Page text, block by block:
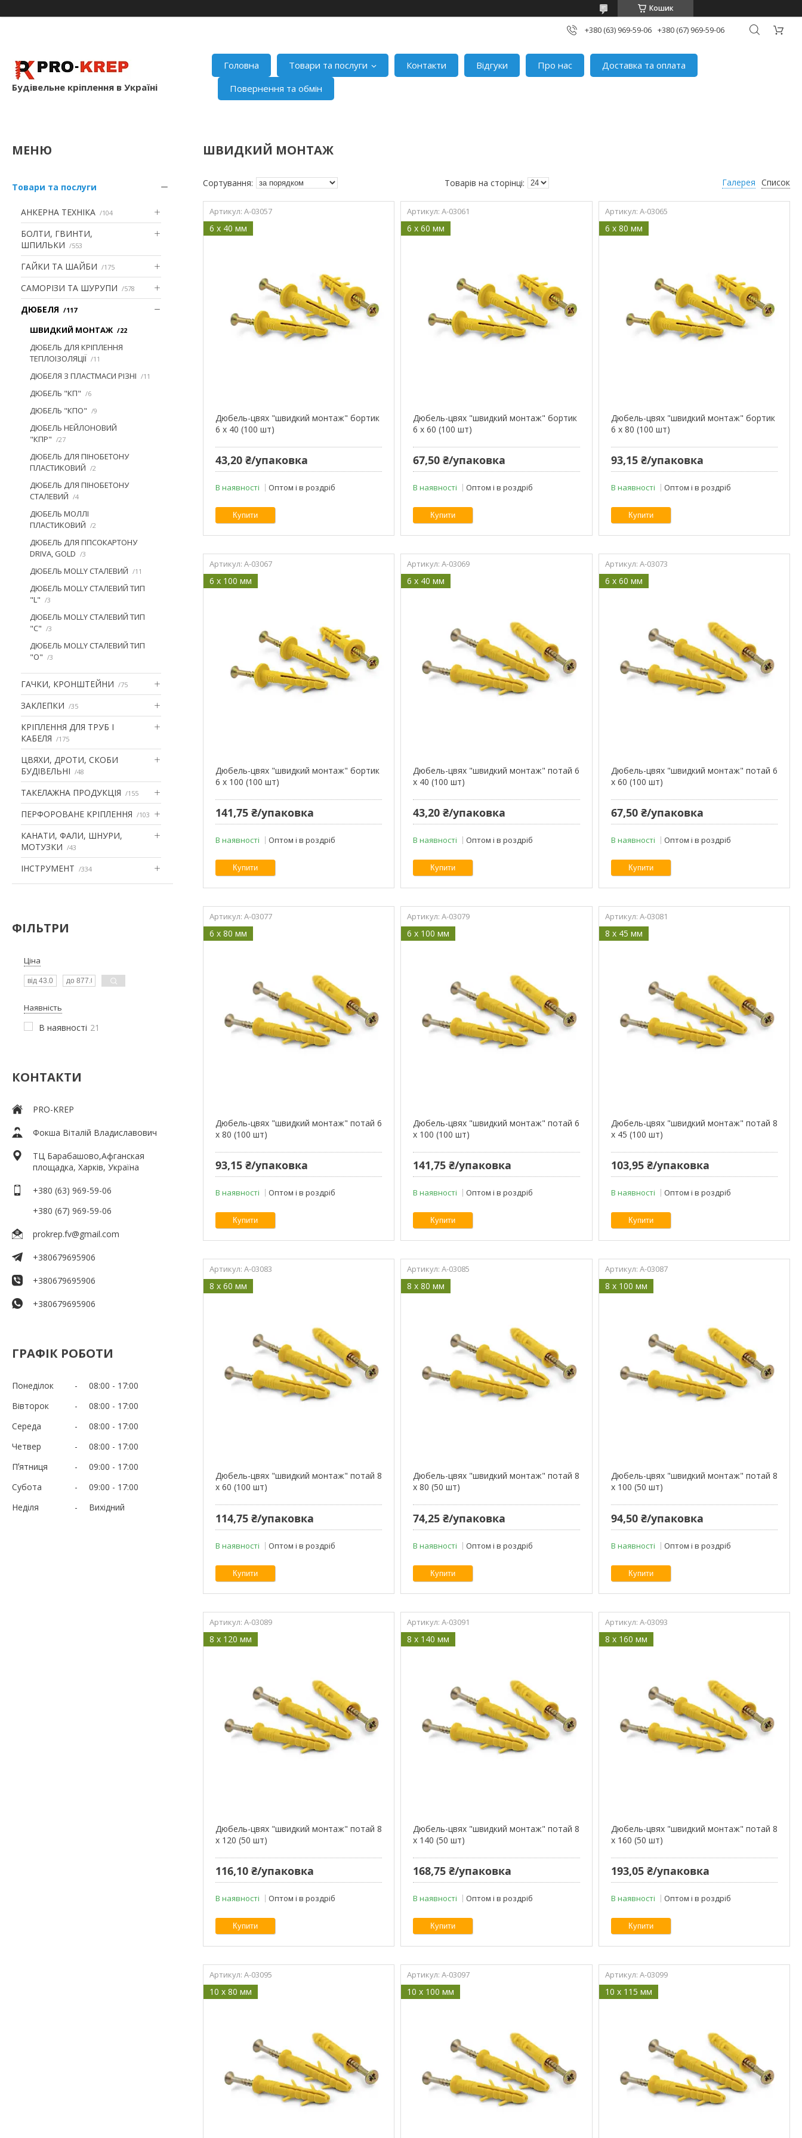
Кошик
+380 (63) 969-59-06 +380 (67) 969-59-06
Будівельне кріплення в Україні
Головна Товари та послуги Контакти Відгуки Про нас
Доставка та оплата
Повернення та обмін
Товари та послуги
АНКЕРНА ТЕХНІКА 104
БОЛТИ, ГВИНТИ,
ШПИЛЬКИ
553
ГАЙКИ ТА ШАЙБИ 175
САМОРІЗИ ТА ШУРУПИ 578
ДЮБЕЛЯ 117
ШВИДКИЙ МОНТАЖ 22
ДЮБЕЛЬ ДЛЯ КРІПЛЕННЯ
ТЕПЛОІЗОЛЯЦІЇ
11
ДЮБЕЛЯ З ПЛАСТМАСИ РІЗНІ 11
ДЮБЕЛЬ "КП" 6
ДЮБЕЛЬ "КПО" 9
ДЮБЕЛЬ НЕЙЛОНОВИЙ
"КПР"
27
ДЮБЕЛЬ ДЛЯ ПІНОБЕТОНУ
ПЛАСТИКОВИЙ
2
ДЮБЕЛЬ ДЛЯ ПІНОБЕТОНУ
СТАЛЕВИЙ
4
ДЮБЕЛЬ МОЛЛІ
ПЛАСТИКОВИЙ
2
ДЮБЕЛЬ ДЛЯ ГІПСОКАРТОНУ
DRIVA, GOLD
3
ДЮБЕЛЬ MOLLY СТАЛЕВИЙ 11
ДЮБЕЛЬ MOLLY СТАЛЕВИЙ ТИП
"L"
3
ДЮБЕЛЬ MOLLY СТАЛЕВИЙ ТИП
"С"
3
ДЮБЕЛЬ MOLLY СТАЛЕВИЙ ТИП
"О"
3
ГАЧКИ, КРОНШТЕЙНИ 75
ЗАКЛЕПКИ 35
КРІПЛЕННЯ ДЛЯ ТРУБ І
КАБЕЛЯ
175
ЦВЯХИ, ДРОТИ, СКОБИ
БУДІВЕЛЬНІ
48
ТАКЕЛАЖНА ПРОДУКЦІЯ 155
ПЕРФОРОВАНЕ КРІПЛЕННЯ 103
КАНАТИ, ФАЛИ, ШНУРИ,
МОТУЗКИ
43
ІНСТРУМЕНТ 334
ФІЛЬТРИ
Ціна
Наявність
В наявності 21
КОНТАКТИ
PRO-KREP
Фокша Віталій Владиславович
ТЦ Барабашово,Афганская
площадка, Харків, Україна
+380 (63) 969-59-06
+380 (67) 969-59-06
prokrep.fv@gmail.com
+380679695906
+380679695906
+380679695906
ГРАФІК РОБОТИ
Понеділок 08:00
17:00
Вівторок
08:00
17:00
Середа
08:00
17:00
Четвер
08:00
17:00
Пʼятниця
09:00
17:00
Субота
09:00
17:00
Неділя
Вихідний
ШВИДКИЙ МОНТАЖ
Галерея Список
A-03057
6 x 40 мм
Дюбель-цвях "швидкий монтаж" бортик
6 х 40 (100 шт)
43,20 ₴/упаковка
В наявності Оптом і в роздріб
Купити
A-03061
6 x 60 мм
Дюбель-цвях "швидкий монтаж" бортик
6 х 60 (100 шт)
67,50 ₴/упаковка
В наявності Оптом і в роздріб
Купити
A-03065
6 x 80 мм
Дюбель-цвях "швидкий монтаж" бортик
6 х 80 (100 шт)
93,15 ₴/упаковка
В наявності Оптом і в роздріб
Купити
A-03067
6 x 100 мм
Дюбель-цвях "швидкий монтаж" бортик
6 х 100 (100 шт)
141,75 ₴/упаковка
В наявності Оптом і в роздріб
Купити
A-03069
6 x 40 мм
Дюбель-цвях "швидкий монтаж" потай 6
х 40 (100 шт)
43,20 ₴/упаковка
В наявності Оптом і в роздріб
Купити
A-03073
6 x 60 мм
Дюбель-цвях "швидкий монтаж" потай 6
х 60 (100 шт)
67,50 ₴/упаковка
В наявності Оптом і в роздріб
Купити
A-03077
6 x 80 мм
Дюбель-цвях "швидкий монтаж" потай 6
х 80 (100 шт)
93,15 ₴/упаковка
В наявності Оптом і в роздріб
Купити
A-03079
6 x 100 мм
Дюбель-цвях "швидкий монтаж" потай 6
х 100 (100 шт)
141,75 ₴/упаковка
В наявності Оптом і в роздріб
Купити
A-03081
8 x 45 мм
Дюбель-цвях "швидкий монтаж" потай 8
х 45 (100 шт)
103,95 ₴/упаковка
В наявності Оптом і в роздріб
Купити
A-03083
8 x 60 мм
Дюбель-цвях "швидкий монтаж" потай 8
х 60 (100 шт)
114,75 ₴/упаковка
В наявності Оптом і в роздріб
Купити
A-03085
8 x 80 мм
Дюбель-цвях "швидкий монтаж" потай 8
х 80 (50 шт)
74,25 ₴/упаковка
В наявності Оптом і в роздріб
Купити
A-03087
8 x 100 мм
Дюбель-цвях "швидкий монтаж" потай 8
х 100 (50 шт)
94,50 ₴/упаковка
В наявності Оптом і в роздріб
Купити
A-03089
8 x 120 мм
Дюбель-цвях "швидкий монтаж" потай 8
х 120 (50 шт)
116,10 ₴/упаковка
В наявності Оптом і в роздріб
Купити
A-03091
8 x 140 мм
Дюбель-цвях "швидкий монтаж" потай 8
х 140 (50 шт)
168,75 ₴/упаковка
В наявності Оптом і в роздріб
Купити
A-03093
8 x 160 мм
Дюбель-цвях "швидкий монтаж" потай 8
х 160 (50 шт)
193,05 ₴/упаковка
В наявності Оптом і в роздріб
Купити
A-03095
10 x 80 мм
A-03097
10 x 100 мм
A-03099
10 x 115 мм